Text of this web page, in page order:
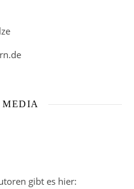
MEDIA
gibt es hier: